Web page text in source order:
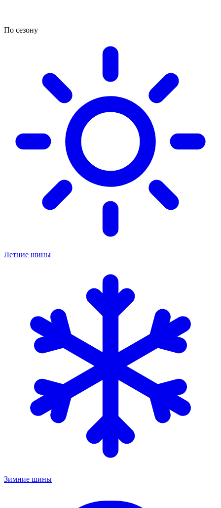
По сезону
Летние шины
Зимние шины